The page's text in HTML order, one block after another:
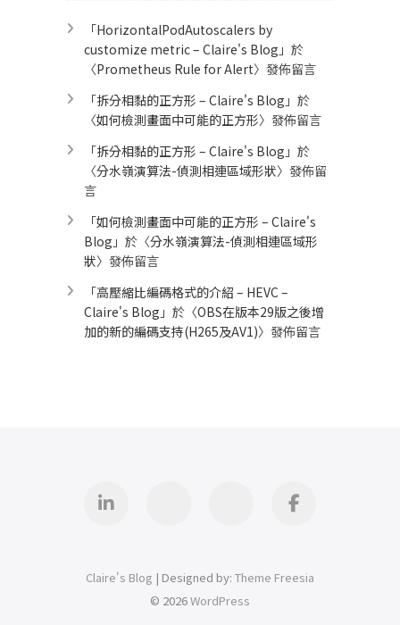
「HorizontalPodAutoscalers by
customize metric – Claire's Blog 」於
〈Prometheus Rule for Alert​〉發佈留言
「拆分相黏的正方形 – Claire's Blog 」於
〈如何檢測畫面中可能的正方形〉發佈留言
「拆分相黏的正方形 – Claire's Blog 」於
〈分水嶺演算法-偵測相連區域形狀〉發佈留
言
「如何檢測畫面中可能的正方形 – Claire's
Blog 」於〈分水嶺演算法-偵測相連區域形
狀〉發佈留言
「高壓縮比編碼格式的介紹 – HEVC –
Claire's Blog 」於〈OBS在版本29版之後增
加的新的編碼支持(H265及AV1)〉發佈留言
Linkedin iThomeFacebook
Claire's Blog | Designed by: Theme Freesia
© 2026WordPress